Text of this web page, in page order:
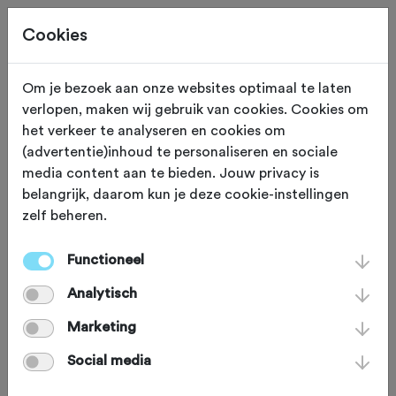
ETEN EN DRINKEN
Bistro Nieuwege
Bij deze Bistro ben je aan het goede
adres mocht je van een heerlijk
streekbiertje willen genieten of een
goede bodem willen leggen voor het
vervolg van je tocht. Naast Vlaamse
Cookies
Om je bezoek aan onze websites optimaal te laten
verlopen, maken wij gebruik van cookies. Cookies om
het verkeer te analyseren en cookies om
(advertentie)inhoud te personaliseren en sociale
media content aan te bieden. Jouw privacy is
belangrijk, daarom kun je deze cookie-instellingen
zelf beheren.
Functioneel
Analytisch
Marketing
Social media